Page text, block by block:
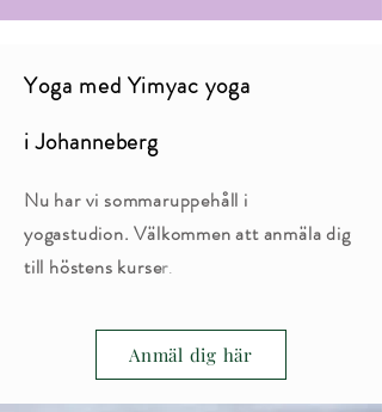
Yoga med Yimyac yoga
i Johanneberg
Nu har vi sommaruppehåll i
yogastudion. Välkommen att anmäla dig
till höstens kurser.
Anmäl dig här